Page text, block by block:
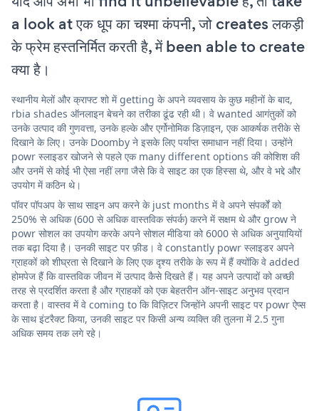
a look at एक धूप का चश्मा कंपनी, जो creates लकड़ी
के फ्रेम हस्तनिर्मित करती है, में been able to create
क्या है।
स्थानीय मेलों और क्राफ्ट शो में getting के अपने व्यवसाय के कुछ महीनों के बाद,
rbia shades ऑनलाइन बेचने का तरीका ढूंढ रही थी। वे wanted आगंतुकों को
उनके उत्पाद की गुणवत्ता, उनके हल्के और एर्गोनोमिक डिज़ाइन, एक आकर्षक तरीके से
दिखाने के लिए। उनके Doomby ने इसके लिए पर्याप्त समाधान नहीं दिया। उन्होंने
powr स्लाइडर खोजने से पहले एक many different options की कोशिश की
और उनमें से कोई भी ऐसा नहीं लगा जैसे कि वे साइट का एक हिस्सा थे, और वे भद्दे और
उपयोग में कठिन थे।
पॉवर पॉपअप के साथ साइन अप करने के just months में वे अपने संपर्कों को
250% से अधिक (600 से अधिक वास्तविक संपर्क) करने में सक्षम थे और grow ने
powr सोशल का उपयोग करके अपने सोशल मीडिया को 6000 से अधिक अनुयायियों
तक बढ़ा दिया है। उनकी साइट पर फ़ीड। वे constantly powr स्लाइडर अपने
ग्राहकों को शीघ्रता से दिखाने के लिए एक दृश्य तरीके के रूप में हैं क्योंकि वे added
होमपेज हैं कि वास्तविक जीवन में उत्पाद कैसे दिखते हैं। यह अपने उत्पादों को अच्छी
तरह से प्रदर्शित करता है और ग्राहकों को एक बेहतरीन ऑन-साइट अनुभव प्रदान
करता है। वास्तव में वे coming to कि विज़िटर जिन्होंने अपनी साइट पर powr ऐप्स
के साथ इंटरैक्ट किया, उनकी साइट पर किसी अन्य व्यक्ति की तुलना में 2.5 गुना
अधिक समय तक लगे रहे।